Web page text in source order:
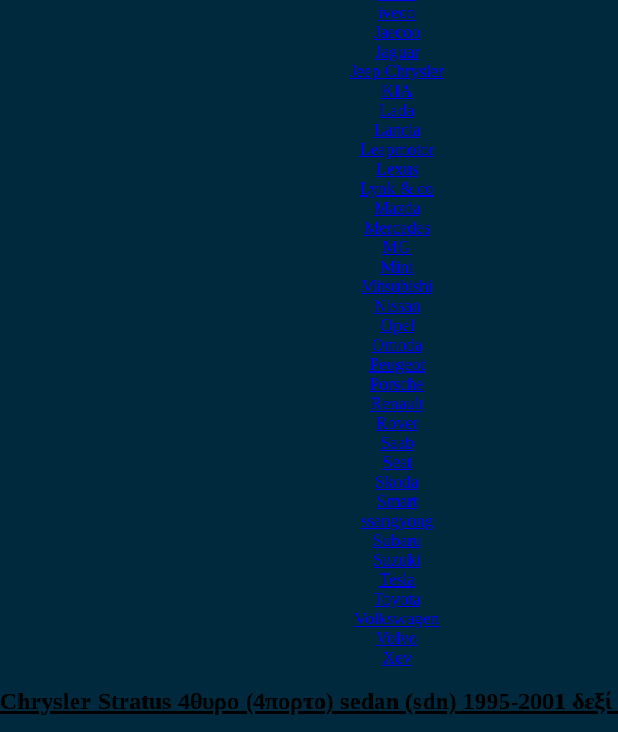
iveco
Jaecoo
Jaguar
Jeep Chrysler
KIA
Lada
Lancia
Leapmotor
Lexus
Lynk & co
Mazda
Mercedes
MG
Mini
Mitsubishi
Nissan
Opel
Omoda
Peugeot
Porsche
Renault
Rover
Saab
Seat
Skoda
Smart
ssangyong
Subaru
Suzuki
Tesla
Toyota
Volkswagen
Volvo
Xev
Chrysler Stratus 4θυρο (4πορτο) sedan (sdn) 1995-2001